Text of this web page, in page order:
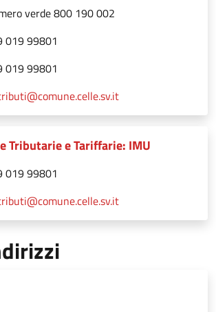
verde 800 190 002
019 99801
019 99801
Tributarie e Tariffarie: IMU
019 99801